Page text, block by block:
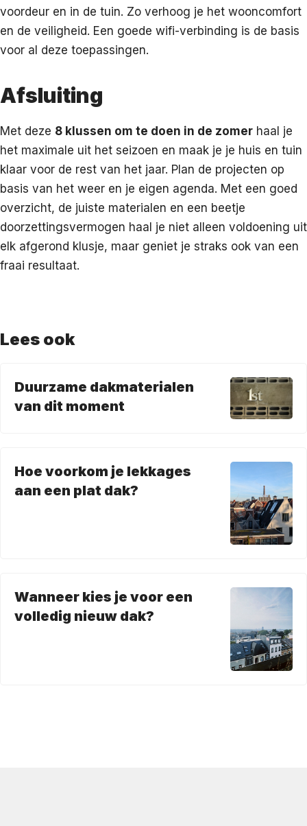
voordeur en in de tuin. Zo verhoog je het wooncomfort
en de veiligheid. Een goede wifi-verbinding is de basis
voor al deze toepassingen.
Afsluiting
Met deze 8 klussen om te doen in de zomer haal je
het maximale uit het seizoen en maak je je huis en tuin
klaar voor de rest van het jaar. Plan de projecten op
basis van het weer en je eigen agenda. Met een goed
overzicht, de juiste materialen en een beetje
doorzettingsvermogen haal je niet alleen voldoening uit
elk afgerond klusje, maar geniet je straks ook van een
fraai resultaat.
Lees ook
Duurzame dakmaterialen
van dit moment
Hoe voorkom je lekkages
aan een plat dak?
Wanneer kies je voor een
volledig nieuw dak?